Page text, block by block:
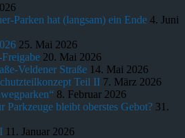
Parken hat (langsam) ein Ende 4. Juni
25. Mai 2026
20. Mai 2026
Veldener Straße 14. Mai 2026
Teil II 7. März 2026
8. Februar 2026
Parkzeuge bleibt oberstes Gebot? 31.
11. Januar 2026